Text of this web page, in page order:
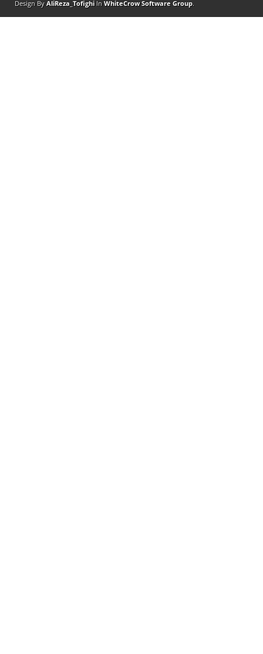
Design By AliReza_TofighiIn WhiteCrow Software Group.